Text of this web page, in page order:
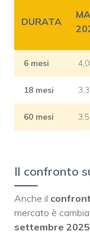
DURATA
6 mesi
18 mesi
60 mesi
Il confronto
Anche il
mercato è
settembre 2025